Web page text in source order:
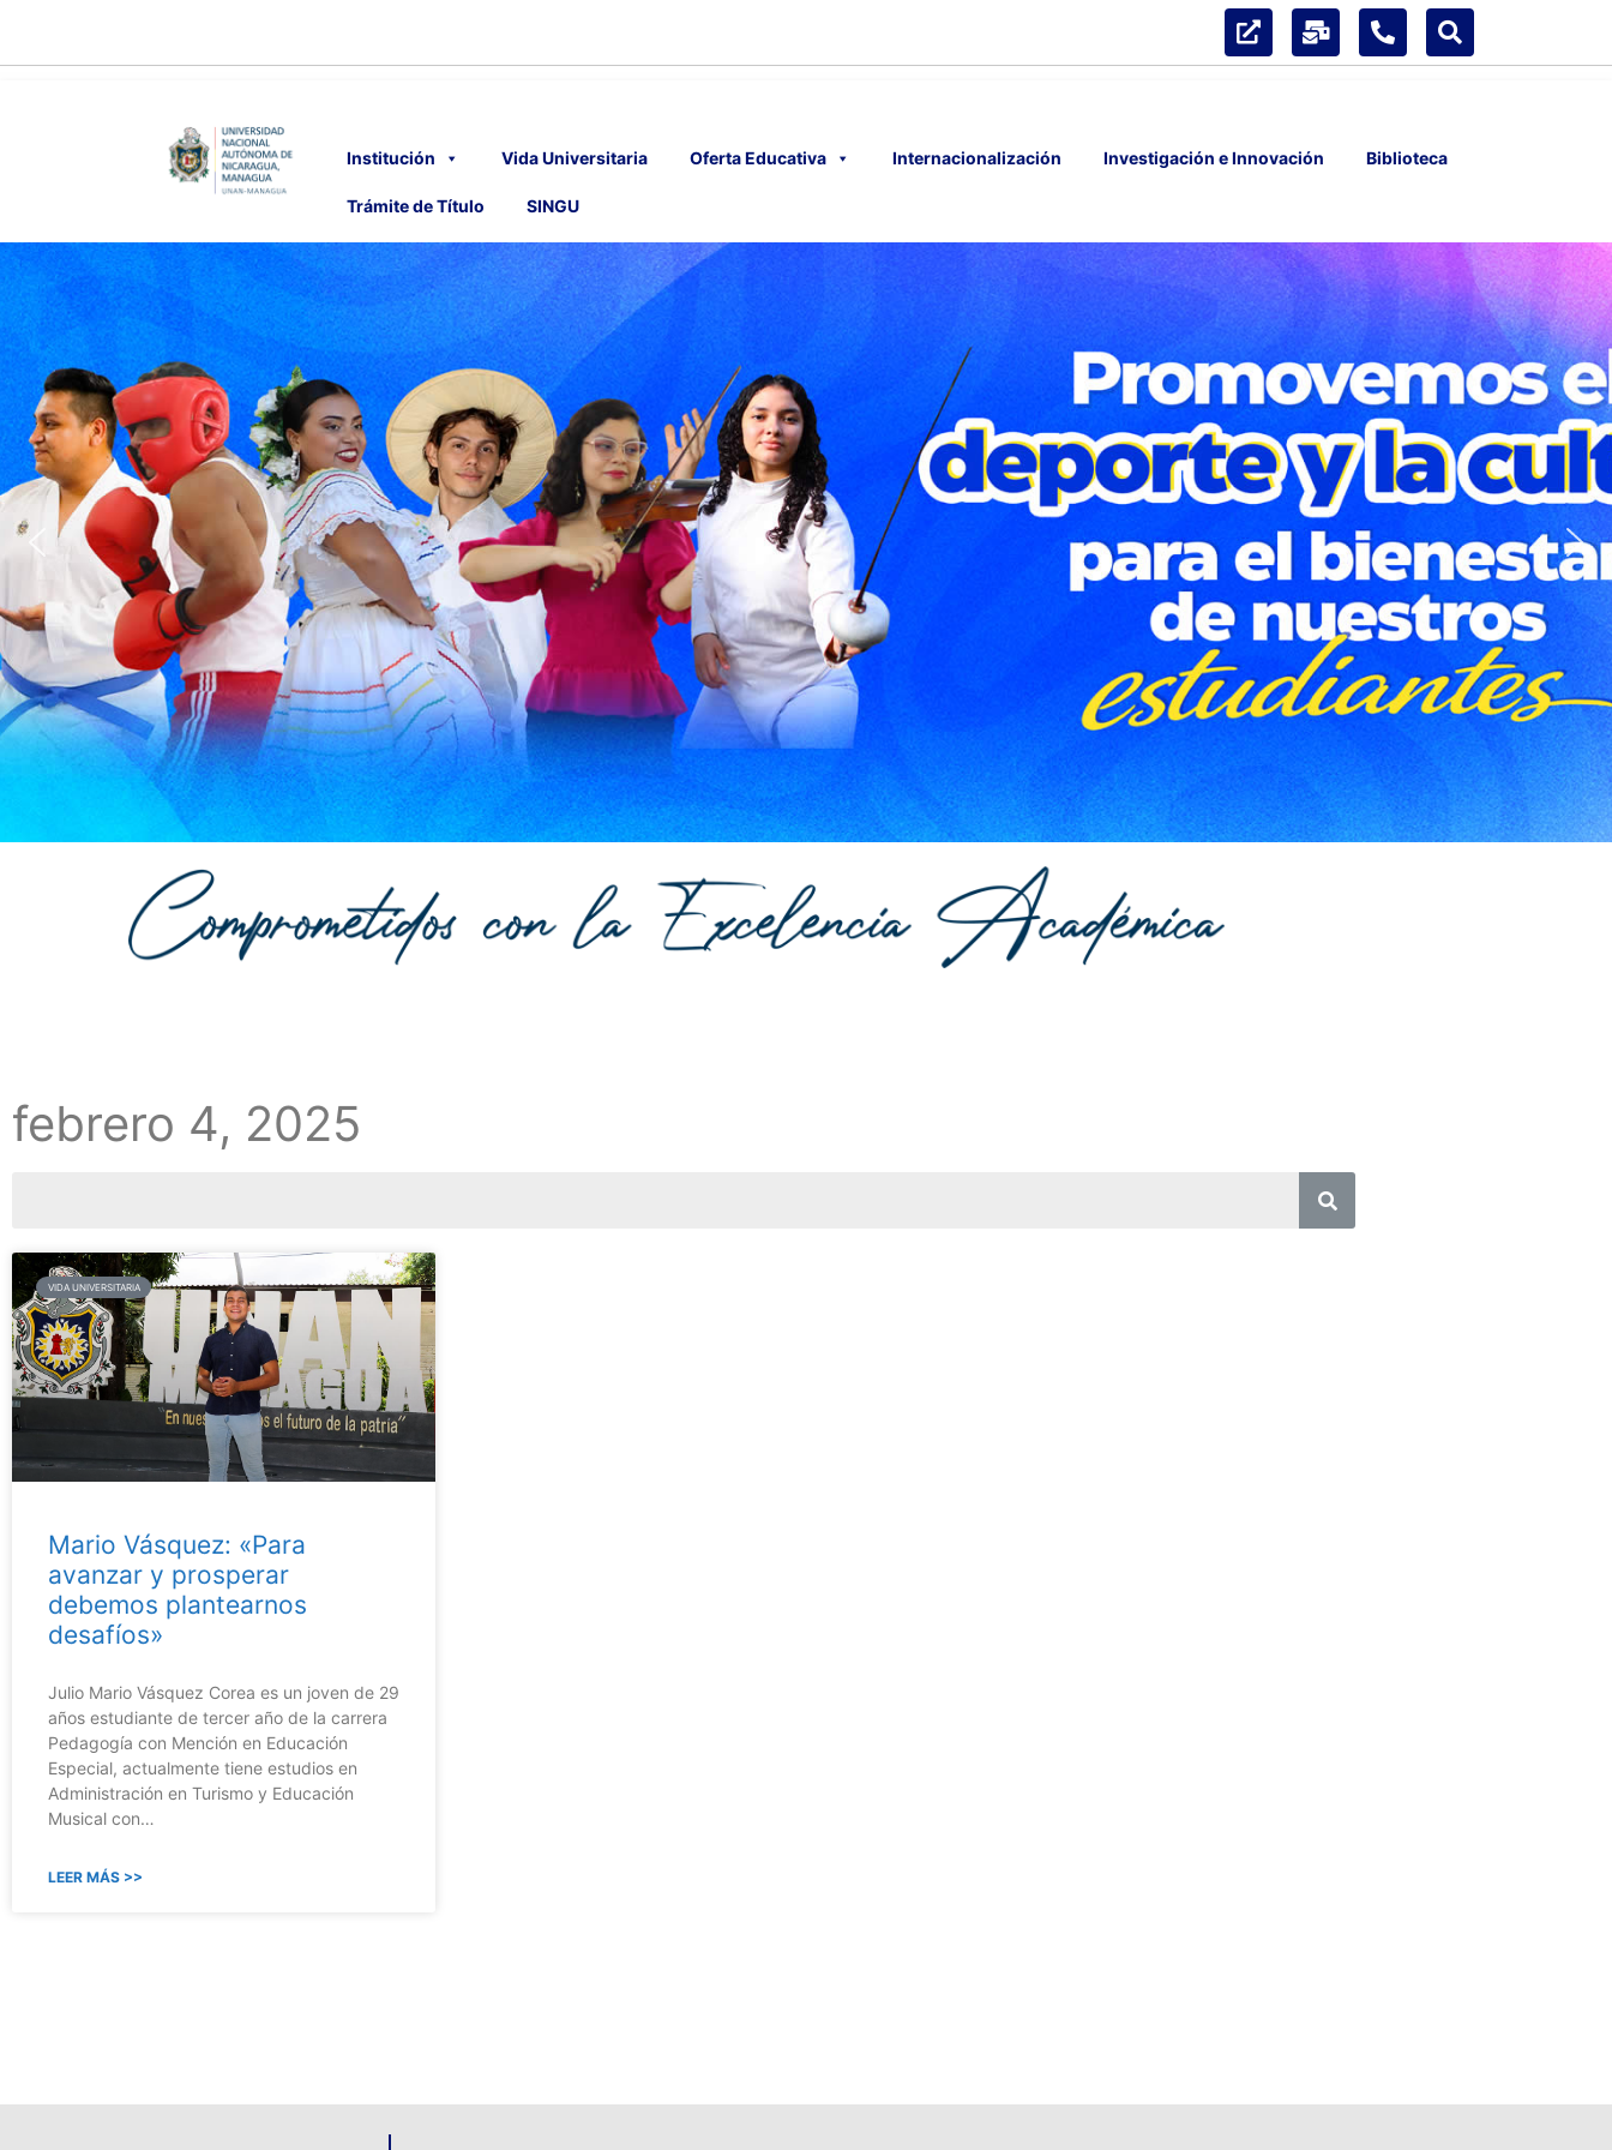
Institución Vida Universitaria Oferta Educativa Internacionalización Investigación e Innovación Biblioteca
Trámite de Título SINGU
febrero 4, 2025
VIDA UNIVERSITARIA
Mario Vásquez: «Para
avanzar y prosperar
debemos plantearnos
desafíos»
Julio Mario Vásquez Corea es un joven de 29
años estudiante de tercer año de la carrera
Pedagogía con Mención en Educación
Especial, actualmente tiene estudios en
Administración en Turismo y Educación
Musical con…
LEER MÁS >>